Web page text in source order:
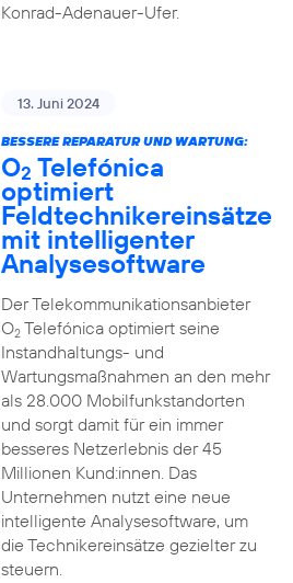
Konrad-Adenauer-Ufer.
13. Juni 2024
BESSERE REPARATUR UND WARTUNG:
O2 Telefónica
optimiert
Feldtechnikereinsätze
mit intelligenter
Analysesoftware
Der Telekommunikationsanbieter
O2Telefónica optimiert seine
Instandhaltungs- und
Wartungsmaßnahmen an den mehr
als 28.000 Mobilfunkstandorten
und sorgt damit für ein immer
besseres Netzerlebnis der 45
Millionen Kund:innen. Das
Unternehmen nutzt eine neue
intelligente Analysesoftware, um
die Technikereinsätze gezielter zu
steuern.